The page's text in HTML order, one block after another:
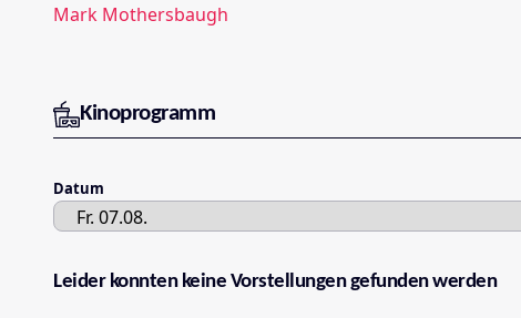
Mark Mothersbaugh
Kinoprogramm
Datum
Leider konnten keine Vorstellungen gefunden werden